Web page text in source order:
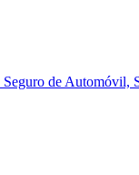
Seguro de Automóvil,